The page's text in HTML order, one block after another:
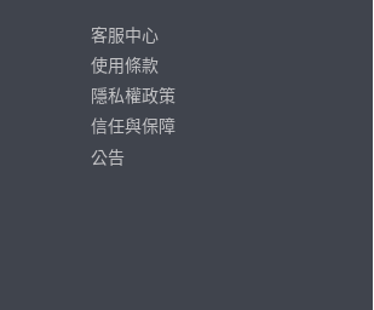
客服中心
使用條款
隱私權政策
信任與保障
公告